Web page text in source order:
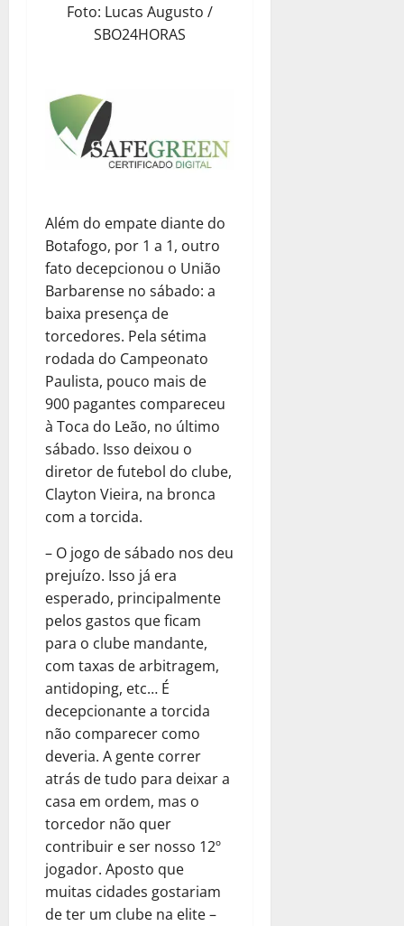
Foto: Lucas Augusto /
SBO24HORAS
Além do empate diante do
Botafogo, por 1 a 1, outro
fato decepcionou o União
Barbarense no sábado: a
baixa presença de
torcedores. Pela sétima
rodada do Campeonato
Paulista, pouco mais de
900 pagantes compareceu
à Toca do Leão, no último
sábado. Isso deixou o
diretor de futebol do clube,
Clayton Vieira, na bronca
com a torcida.
– O jogo de sábado nos deu
prejuízo. Isso já era
esperado, principalmente
pelos gastos que ficam
para o clube mandante,
com taxas de arbitragem,
antidoping, etc… É
decepcionante a torcida
não comparecer como
deveria. A gente correr
atrás de tudo para deixar a
casa em ordem, mas o
torcedor não quer
contribuir e ser nosso 12º
jogador. Aposto que
muitas cidades gostariam
de ter um clube na elite –